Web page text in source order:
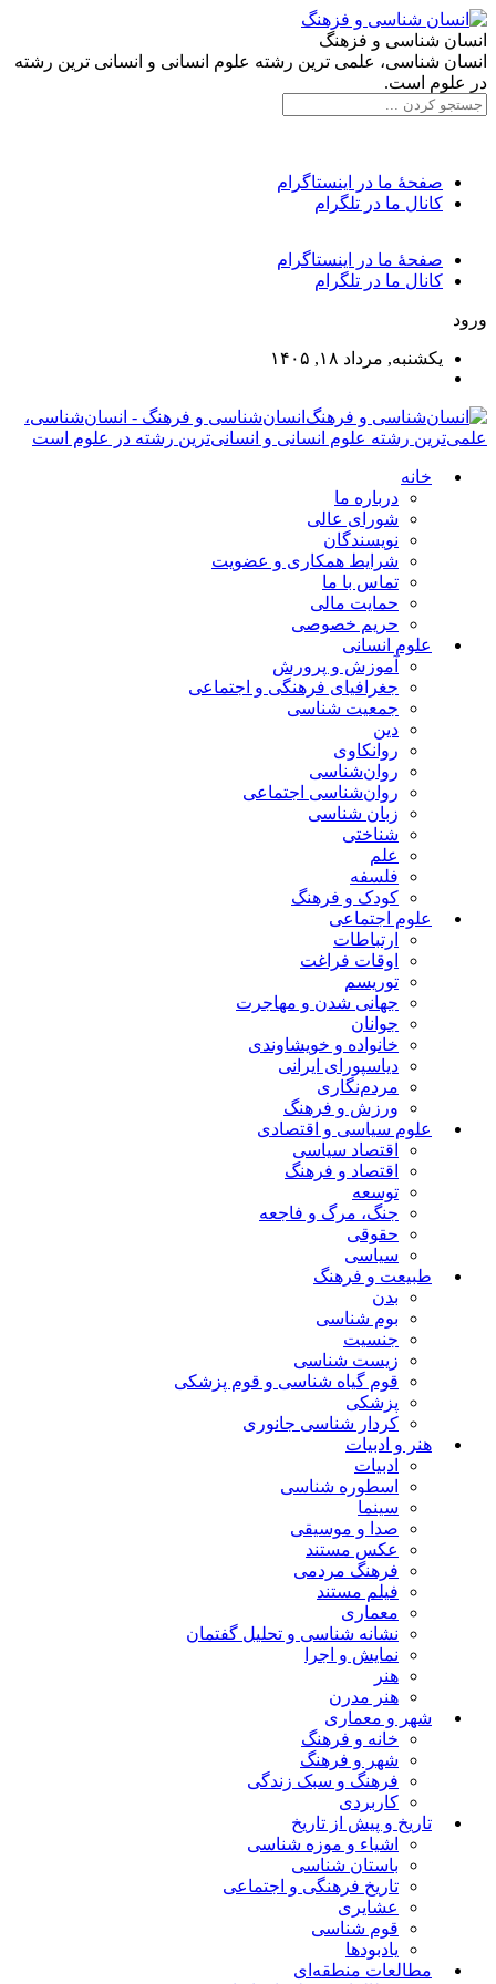
انسان شناسی و فزهنگ
انسان شناسی، علمی ترین رشته علوم انسانی و انسانی ترین رشته
در علوم است.
صفحۀ ما در اینستاگرام
کانال ما در تلگرام
صفحۀ ما در اینستاگرام
کانال ما در تلگرام
ورود
یکشنبه, مرداد ۱۸, ۱۴۰۵
انسان‌شناسی و فرهنگ - انسان‌شناسی،
علمی‌ترین رشته علوم انسانی و انسانی‌ترین رشته در علوم است
خانه
درباره ما
شورای عالی
نویسندگان
شرایط همکاری و عضویت
تماس با ما
حمایت مالی
حریم خصوصی
علوم انسانی
آموزش و پرورش
جغرافیای فرهنگی و اجتماعی
جمعیت شناسی
دین
روانکاوی
روان‌شناسی
روان‌شناسی اجتماعی
زبان شناسی
شناختی
علم
فلسفه
کودک و فرهنگ
علوم اجتماعی
ارتباطات
اوقات فراغت
توریسم
جهانی شدن و مهاجرت
جوانان
خانواده و خویشاوندی
دیاسپورای ایرانی
مردم‌نگاری
ورزش و فرهنگ
علوم سیاسی و اقتصادی
اقتصاد سیاسی
اقتصاد و فرهنگ
توسعه
جنگ، مرگ و فاجعه
حقوقی
سیاسی
طبیعت و فرهنگ
بدن
بوم شناسی
جنسیت
زیست شناسی
قوم گیاه شناسی و قوم پزشکی
پزشکی
کردار شناسی جانوری
هنر و ادبیات
ادبیات
اسطوره شناسی
سینما
صدا و موسیقی
عکس مستند
فرهنگ مردمی
فیلم مستند
معماری
نشانه شناسی و تحلیل گفتمان
نمایش و اجرا
هنر
هنر مدرن
شهر و معماری
خانه و فرهنگ
شهر و فرهنگ
فرهنگ و سبک زندگی
کاربردی
تاریخ و پیش از تاریخ
اشیاء و موزه شناسی
باستان شناسی
تاریخ فرهنگی و اجتماعی
عشایری
قوم شناسی
یادبودها
مطالعات منطقه‌ای